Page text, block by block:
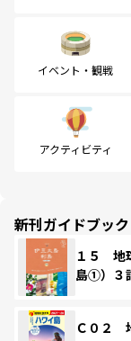
イベント・観戦
アクティビティ
新刊ガイドブック
１５ 地
島①）３
Ｃ０２